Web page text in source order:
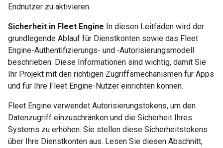
Endnutzer zu aktivieren.
Sicherheit in Fleet Engine In diesen Leitfäden wird der
grundlegende Ablauf für Dienstkonten sowie das Fleet
Engine-Authentifizierungs- und ‑Autorisierungsmodell
beschrieben. Diese Informationen sind wichtig, damit Sie
Ihr Projekt mit den richtigen Zugriffsmechanismen für Apps
und für Ihre Fleet Engine-Nutzer einrichten können.
Fleet Engine verwendet Autorisierungstokens, um den
Datenzugriff einzuschränken und die Sicherheit Ihres
Systems zu erhöhen. Sie stellen diese Sicherheitstokens
über Ihre Dienstkonten aus. Lesen Sie diesen Abschnitt,